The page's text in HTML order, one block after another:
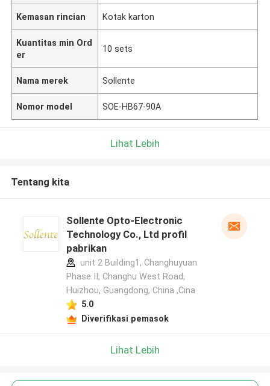
Kemasan rincian Kotak karton
Kuantitas min Ord
er
10 sets
Nama merek Sollente
Nomor model SOE-HB67-90A
Lihat Lebih
Tentang kita
Sollente Opto-Electronic
Technology Co., Ltd profil
pabrikan
unit 2 Building1, Changhuyuan
Phase II, Changhu West Road,
Huizhou, Guangdong, China ,Cina
5.0
Diverifikasi pemasok
Lihat Lebih